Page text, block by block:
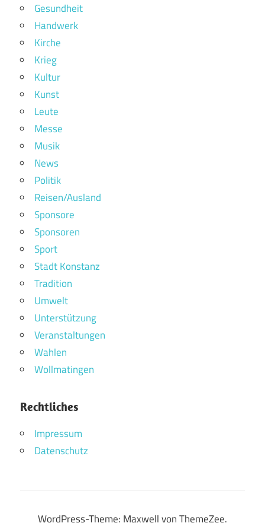
Gesundheit
Handwerk
Kirche
Krieg
Kultur
Kunst
Leute
Messe
Musik
News
Politik
Reisen/Ausland
Sponsore
Sponsoren
Sport
Stadt Konstanz
Tradition
Umwelt
Unterstützung
Veranstaltungen
Wahlen
Wollmatingen
Rechtliches
Impressum
Datenschutz
WordPress-Theme: Maxwell von ThemeZee.